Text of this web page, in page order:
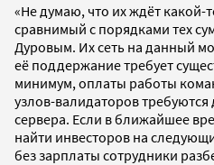
«Не думаю, что их ждёт какой-
сравнимый с порядками тех
Дуровым. Их сеть на данный
её поддержание требует
минимум, оплаты работы
узлов-валидаторов
сервера. Если в ближайшее
найти инвесторов на
без зарплаты сотрудники